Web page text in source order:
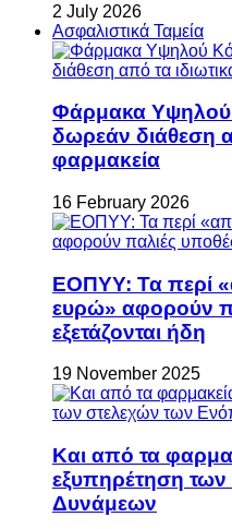
2 July 2026
Ασφαλιστικά Ταμεία
Φάρμακα
δωρεάν διάθεση
φαρμακεία
16 February 2026
ΕΟΠΥΥ: Τα περί
ευρώ» αφορούν
εξετάζονται ήδη
19 November 2025
Και από τα
εξυπηρέτηση
Δυνάμεων